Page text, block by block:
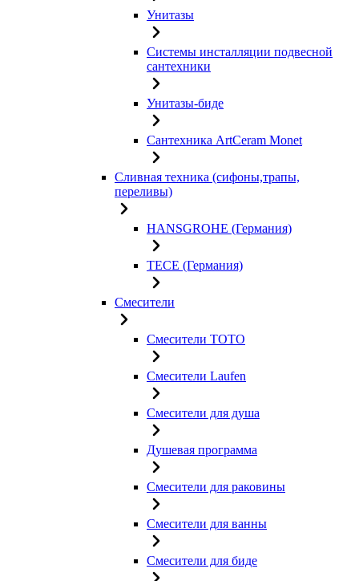
Унитазы
Системы инсталляции подвесной
сантехники
Унитазы-биде
Сантехника ArtCeram Monet
Сливная техника (сифоны,трапы,
переливы)
HANSGROHE (Германия)
TECE (Германия)
Смесители
Смесители TOTO
Смесители Laufen
Смесители для душа
Душевая программа
Смесители для раковины
Смесители для ванны
Смесители для биде